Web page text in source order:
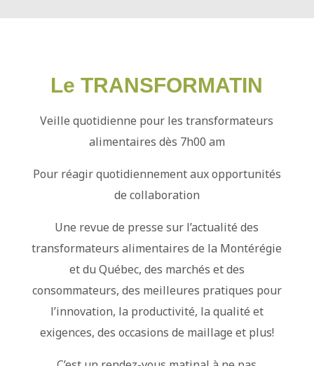
Le TRANSFORMATIN
Veille quotidienne pour les transformateurs
alimentaires dès 7h00 am
Pour réagir quotidiennement aux opportunités
de collaboration
Une revue de presse sur l’actualité des
transformateurs alimentaires de la Montérégie
et du Québec, des marchés et des
consommateurs, des meilleures pratiques pour
l’innovation, la productivité, la qualité et
exigences, des occasions de maillage et plus!